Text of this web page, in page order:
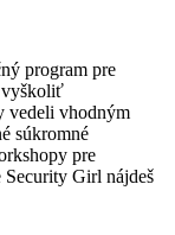
program pre
vyškoliť
vedeli vhodným
súkromné
pre
Girl nájdeš